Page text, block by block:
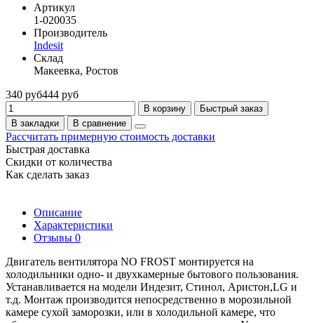
Артикул
1-020035
Производитель
Indesit
Склад
Макеевка, Ростов
340 руб444 руб
В корзину
Быстрый заказ
В закладки
В сравнение
Рассчитать примерную стоимость доставки
Быстрая доставка
Скидки от количества
Как сделать заказ
Описание
Характеристики
Отзывы 0
Двигатель вентилятора NO FROST монтируется на
холодильники одно- и двухкамерные бытового пользования.
Устанавливается на модели Индезит, Стинол, Аристон,LG и
т.д. Монтаж производится непосредственно в морозильной
камере сухой заморозки, или в холодильной камере, что